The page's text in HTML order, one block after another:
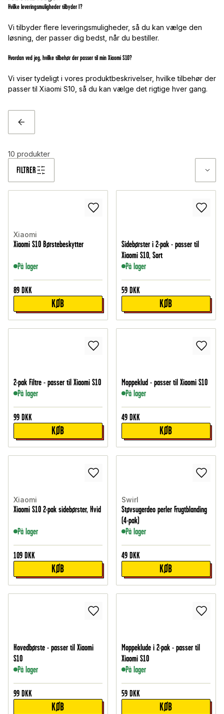
Hvilke leveringsmuligheder tilbyder I?
Vi tilbyder flere leveringsmuligheder, så du kan vælge den
løsning, der passer dig bedst, når du bestiller.
Hvordan ved jeg, hvilke tilbehør der passer til min Xiaomi S10?
Vi viser tydeligt i vores produktbeskrivelser, hvilke tilbehør der
passer til Xiaomi S10, så du kan vælge det rigtige hver gang.
TILBAGE
FILTRER
10 produkter
Xiaomi
Xiaomi S10 Børstebeskytter
På lager
89 DKK
KØB
Sidebørster i 2-pak - passer til
Xiaomi S10, Sort
På lager
59 DKK
KØB
2-pak Filtre - passer til Xiaomi S10
På lager
99 DKK
KØB
Moppeklud - passer til Xiaomi S10
På lager
49 DKK
KØB
Xiaomi
Xiaomi S10 2-pak sidebørster, Hvid
På lager
109 DKK
KØB
Swirl
Støvsugerdeo perler Frugtblanding
(4-pak)
På lager
49 DKK
KØB
Hovedbørste - passer til Xiaomi
S10
På lager
99 DKK
KØB
Moppeklude i 2-pak - passer til
Xiaomi S10
På lager
59 DKK
KØB